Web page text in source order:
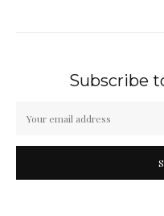
Subscribe